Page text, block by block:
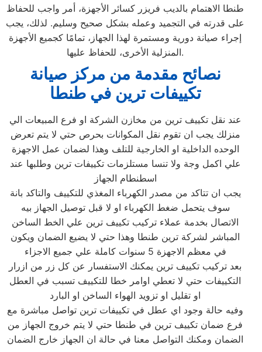
طنطا الاهتمام بالديب فريزر كسائر الأجهزة، أمر واجب للحفاظ
على قدرته في التجميد وعمله بشكل صحيح وسليم. لذلك، يجب
إجراء صيانة دورية ومستمرة لهذا الجهاز، تمامًا كجميع الأجهزة
المنزلية الأخرى، للحفاظ عليها.
نصائح مقدمة من مركز صيانة
تكييفات ترين في طنطا
عند نقل تكييف ترين من مخازن الشركة او فرع المبيعات الي
منزلك يجب ان تقوم نقل المكوانات بحرص حتي لا يتم تعرض
الوحده الداخلية او الخارجية للتلف وهذا لضمان عمل الاجهزة
علي اكمل وجة ولا تنسا مستلزمات تكييفات ترين وطلبها عند
اسطنطام الجهاز
يجب ان تتاكد من مصدر الكهرباء المغذي للتكييف والتاكد بانة
سوف يتحمل ضغط الكهرباء او لا قبل توصيل الجهاز بيه
الاتصال بخدمة عملاء تركيب تكييف ترين علي الخط الساخن
المباشر لشركة ترين طنطا وهذا حتي لا يضيع الضمان ويكون
في معظم الاجهزة 5 سنوات كاملة علي جميع الاجزاء
بعد تركيب تكييف ترين يمكنك الاستفسار عن كل زر من ازرار
التكييفات حتي لا تعطي اوامر خطا للتكييف تسبب في العطل
او تقليل او تزويد الهواء الساخن او البارد
وفيه حالة وجود اي عطل في تكييفات ترين تواصل مباشرة مع
فرع ضمان تكييف ترين في طنطا حتي لا يتم خروج الجهاز من
الضمان ومكنك التواصل معنا في حالة ان الجهاز خارج الضمان